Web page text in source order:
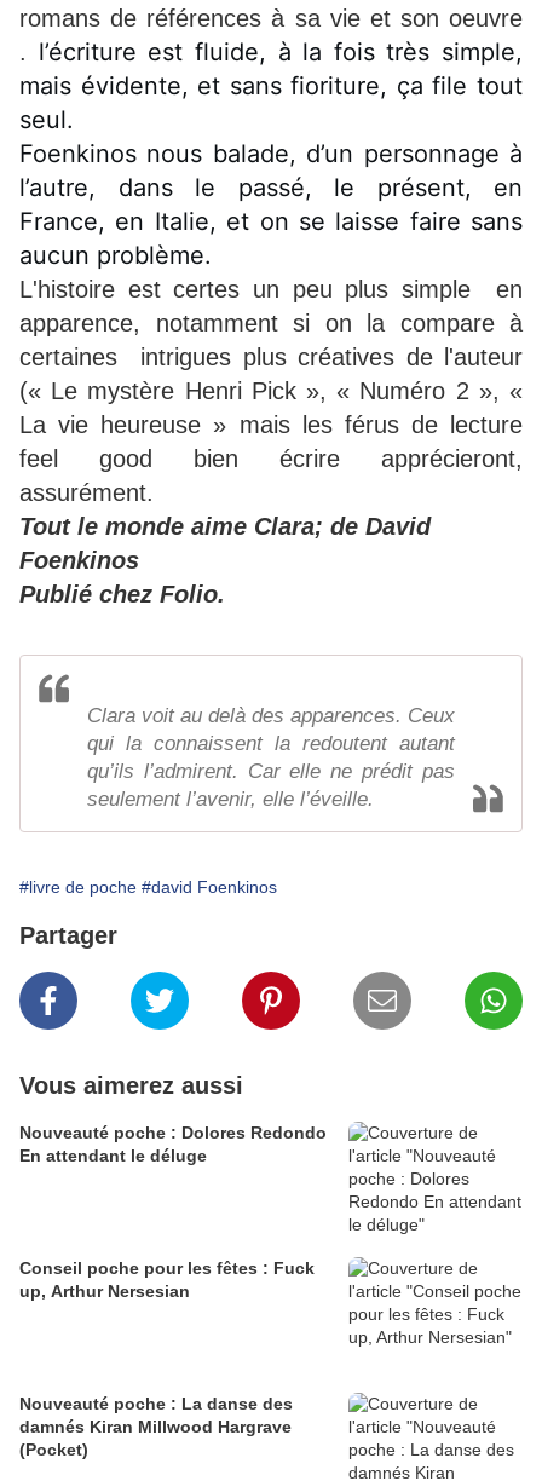
romans de références à sa vie et son oeuvre
. l’écriture est fluide, à la fois très simple,
mais évidente, et sans fioriture, ça file tout
seul.
Foenkinos nous balade, d’un personnage à
l’autre, dans le passé, le présent, en
France, en Italie, et on se laisse faire sans
aucun problème.
L'histoire est certes un peu plus simple en
apparence, notamment si on la compare à
certaines intrigues plus créatives de l'auteur
(« Le mystère Henri Pick », « Numéro 2 », «
La vie heureuse » mais les férus de lecture
feel good bien écrire apprécieront,
assurément.
Tout le monde aime Clara; de David
Foenkinos
Publié chez Folio.
Clara voit au delà des apparences. Ceux
qui la connaissent la redoutent autant
qu’ils l’admirent. Car elle ne prédit pas
seulement l’avenir, elle l’éveille.
#livre de poche #david Foenkinos
Partager
Vous aimerez aussi
Nouveauté poche : Dolores Redondo
En attendant le déluge
Conseil poche pour les fêtes : Fuck
up, Arthur Nersesian
Nouveauté poche : La danse des
damnés Kiran Millwood Hargrave
(Pocket)